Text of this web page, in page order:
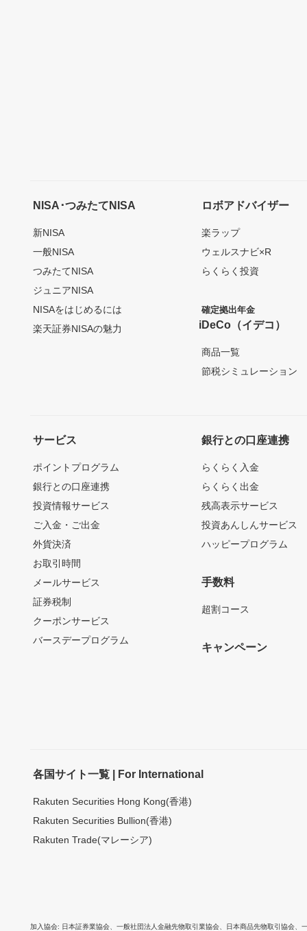
NISA･つみたてNISA
新NISA
一般NISA
つみたてNISA
ジュニアNISA
NISAをはじめるには
楽天証券NISAの魅力
ロボアドバイザー
楽ラップ
ウェルスナビ×R
らくらく投資
確定拠出年金
iDeCo（イデコ）
商品一覧
節税シミュレーション
サービス
ポイントプログラム
銀行との口座連携
投資情報サービス
ご入金・ご出金
外貨決済
お取引時間
メールサービス
証券税制
クーポンサービス
バースデープログラム
銀行との口座連携
らくらく入金
らくらく出金
残高表示サービス
投資あんしんサービス
ハッピープログラム
手数料
超割コース
キャンペーン
各国サイト一覧 | For International
Rakuten Securities Hong Kong(香港)
Rakuten Securities Bullion(香港)
Rakuten Trade(マレーシア)
加入協会 日本証券業協会 一般社団法人金融先物取引業協会 日本商品先物取引協会